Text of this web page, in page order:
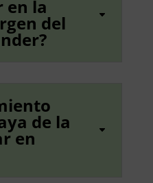
en la
del
de la
en